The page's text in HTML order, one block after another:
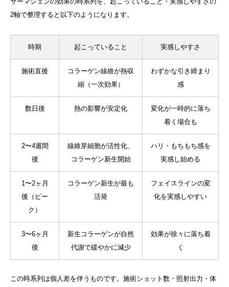
2軸で整理すると以下のようになります。
時期 起こっていること 実感しやすさ
施術直後
コラーゲン線維が熱収
縮（一次効果）
わずかな引き締まり
感
数日後 熱の影響が安定化
変化が一時的に落ち
着く場合も
2〜4週間
後
線維芽細胞が活性化、
コラーゲン新生開始
ハリ・もちもち感を
実感し始める
1〜2ヶ月
後（ピー
ク）
コラーゲン新生が最も
活発
フェイスラインの変
化を実感しやすい
3〜6ヶ月
後
新生コラーゲンが自然
代謝で緩やかに減少
効果が徐々に落ち着
く
この時系列は個人差を伴うものです。施術ショット数・照射出力・体